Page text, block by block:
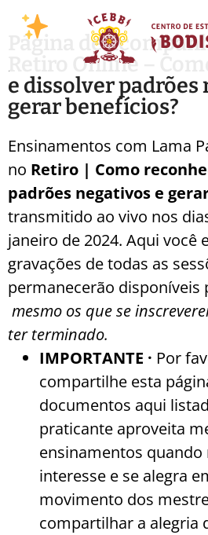
Página de
Retiro Online –
e dissolver padrões
gerar benefícios?
Ensinamentos com Lama
no Retiro | Como
padrões negativos e
transmitido ao vivo nos
janeiro de 2024. Aqui você
gravações de todas as
permanecerão disponíveis
mesmo os que se
ter terminado.
IMPORTANTE · Por
compartilhe esta
documentos aqui
praticante aproveita
ensinamentos quando
interesse e se alegra
movimento dos
compartilhar a alegria